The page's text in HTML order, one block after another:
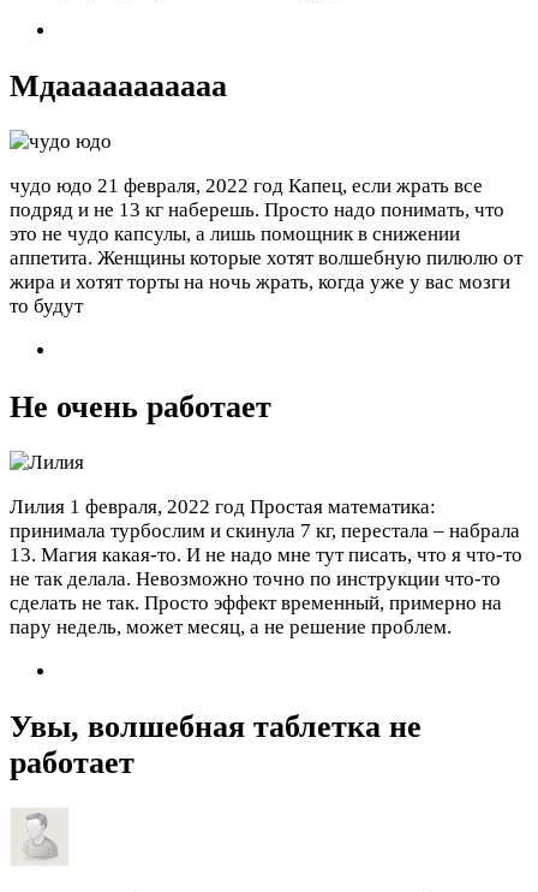
Мдааааааааааа
чудо юдо 21 февраля, 2022 год Капец, если жрать все
подряд и не 13 кг наберешь. Просто надо понимать, что
это не чудо капсулы, а лишь помощник в снижении
аппетита. Женщины которые хотят волшебную пилюлю от
жира и хотят торты на ночь жрать, когда уже у вас мозги
то будут
Не очень работает
Лилия 1 февраля, 2022 год Простая математика:
принимала турбослим и скинула 7 кг, перестала – набрала
13. Магия какая-то. И не надо мне тут писать, что я что-то
не так делала. Невозможно точно по инструкции что-то
сделать не так. Просто эффект временный, примерно на
пару недель, может месяц, а не решение проблем.
Увы, волшебная таблетка не
работает